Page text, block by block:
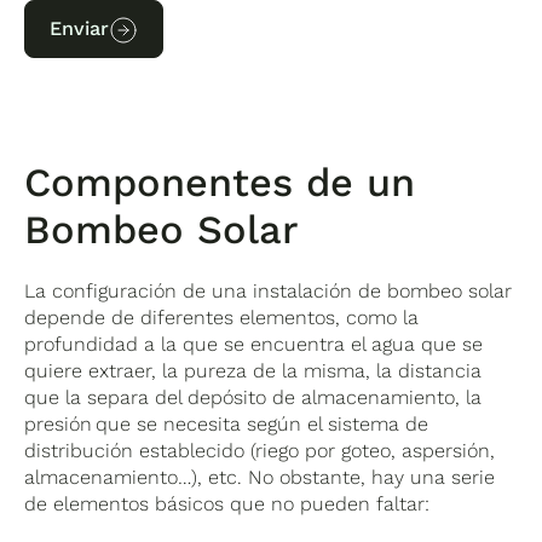
Enviar
Componentes de un
Bombeo Solar
La configuración de una instalación de bombeo solar
depende de diferentes elementos, como la
profundidad a la que se encuentra el agua que se
quiere extraer, la pureza de la misma, la distancia
que la separa del depósito de almacenamiento, la
presión que se necesita según el sistema de
distribución establecido (riego por goteo, aspersión,
almacenamiento…), etc. No obstante, hay una serie
de elementos básicos que no pueden faltar: